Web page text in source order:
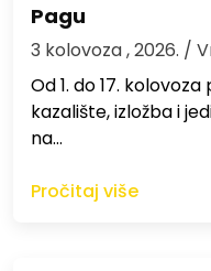
Pagu
3 kolovoza , 2026. /
Od 1. do 17.
kazalište, izložba i
na…
Pročitaj više